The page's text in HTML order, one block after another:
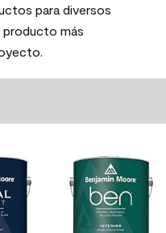
para diversos
producto más